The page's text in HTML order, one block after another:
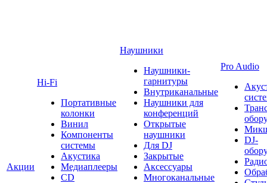
Акции
Hi-Fi
Портативные
колонки
Винил
Компоненты
системы
Акустика
Медиаплееры
CD
Наушники
Наушники-
гарнитуры
Внутриканальные
Наушники для
конференций
Открытые
наушники
Для DJ
Закрытые
Аксессуары
Многоканальные
Pro Audio
DJ-